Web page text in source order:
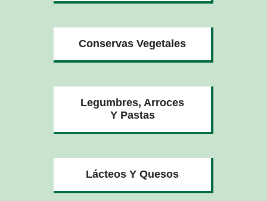
Conservas Vegetales
Legumbres, Arroces
Y Pastas
Lácteos Y Quesos